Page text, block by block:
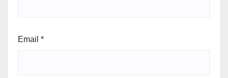
Email *